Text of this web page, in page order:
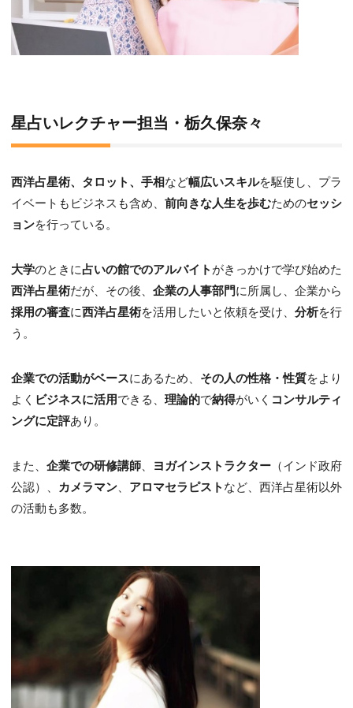
星占いレクチャー担当・栃久保奈々
西洋占星術、タロット、手相など幅広いスキルを駆使し、プラ
イベートもビジネスも含め、 前向きな人生を歩むためのセッシ
ョンを行っている。
大学のときに占いの館でのアルバイト がきっかけで学び始めた
西洋占星術だが、その後、 企業の人事部門に所属し、企業から
採用の審査に西洋占星術を活用したいと依頼を受け、 分析を行
う。
企業での活動がベースにあるため、 その人の性格・性質をより
よく ビジネスに活用できる、 理論的で納得がいく コンサルティ
ングに定評あり。
また、 企業での研修講師、 ヨガインストラクター（インド政府
公認）、 カメラマン、 アロマセラピスト など、西洋占星術以外
の活動も多数。